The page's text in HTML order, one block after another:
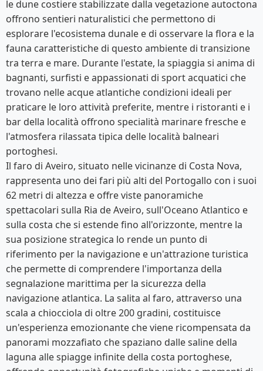
le dune costiere stabilizzate dalla vegetazione autoctona
offrono sentieri naturalistici che permettono di
esplorare l'ecosistema dunale e di osservare la flora e la
fauna caratteristiche di questo ambiente di transizione
tra terra e mare. Durante l'estate, la spiaggia si anima di
bagnanti, surfisti e appassionati di sport acquatici che
trovano nelle acque atlantiche condizioni ideali per
praticare le loro attività preferite, mentre i ristoranti e i
bar della località offrono specialità marinare fresche e
l'atmosfera rilassata tipica delle località balneari
portoghesi.
Il faro di Aveiro, situato nelle vicinanze di Costa Nova,
rappresenta uno dei fari più alti del Portogallo con i suoi
62 metri di altezza e offre viste panoramiche
spettacolari sulla Ria de Aveiro, sull'Oceano Atlantico e
sulla costa che si estende fino all'orizzonte, mentre la
sua posizione strategica lo rende un punto di
riferimento per la navigazione e un'attrazione turistica
che permette di comprendere l'importanza della
segnalazione marittima per la sicurezza della
navigazione atlantica. La salita al faro, attraverso una
scala a chiocciola di oltre 200 gradini, costituisce
un'esperienza emozionante che viene ricompensata da
panorami mozzafiato che spaziano dalle saline della
laguna alle spiagge infinite della costa portoghese,